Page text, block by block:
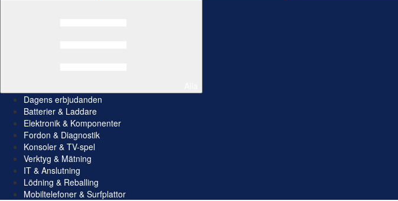
Dagens erbjudanden
Batterier & Laddare
Elektronik & Komponenter
Fordon & Diagnostik
Konsoler & TV-spel
Verktyg & Mätning
IT & Anslutning
Lödning & Reballing
Mobiltelefoner & Surfplattor